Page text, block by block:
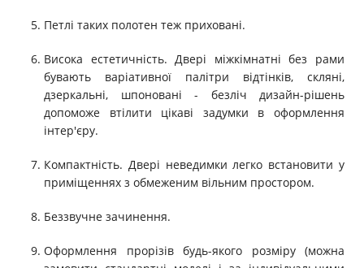
Петлі таких полотен теж приховані.
Висока естетичність. Двері міжкімнатні без рами
бувають варіативної палітри відтінків, скляні,
дзеркальні, шпоновані - безліч дизайн-рішень
допоможе втілити цікаві задумки в оформлення
інтер'єру.
Компактність. Двері неведимки легко встановити у
приміщеннях з обмеженим вільним простором.
Беззвучне зачинення.
Оформлення прорізів будь-якого розміру (можна